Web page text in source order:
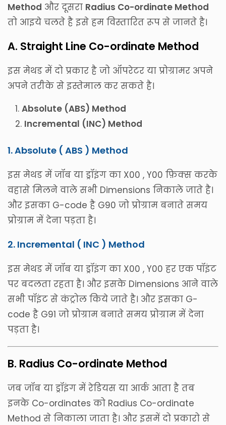
Method और दूसरा Radius Co-ordinate Method
तो आइये चलते है इसे हम विस्तारित रूप से जानते है।
A. Straight Line Co-ordinate Method
इस मेथड में दो प्रकार है जो ऑपरेटर या प्रोग्रामर अपने
अपने तरीके से इस्तेमाल कर सकते है।
Absolute (ABS) Method
Incremental (INC) Method
1. Absolute ( ABS ) Method
इस मेथड में जॉब या ड्रॉइंग का X00 , Y00 फ़िक्स करके
वहासे मिलने वाले सभी Dimensions निकाले जाते है।
और इसका G-code है G90 जो प्रोग्राम बनाते समय
प्रोग्राम में देना पड़ता है।
2. Incremental ( INC ) Method
इस मेथड में जॉब या ड्रॉइंग का X00 , Y00 हर एक पॉइंट
पर बदलता रहता है। और इसके Dimensions आने वाले
सभी पॉइंट से कंट्रोल किये जाते है। और इसका G-
code है G91 जो प्रोग्राम बनाते समय प्रोग्राम में देना
पड़ता है।
B. Radius Co-ordinate Method
जब जॉब या ड्रॉइंग में रेडियस या आर्क आता है तब
इनके Co-ordinates को Radius Co-ordinate
Method से निकाला जाता है। और इसमें दो प्रकारो से